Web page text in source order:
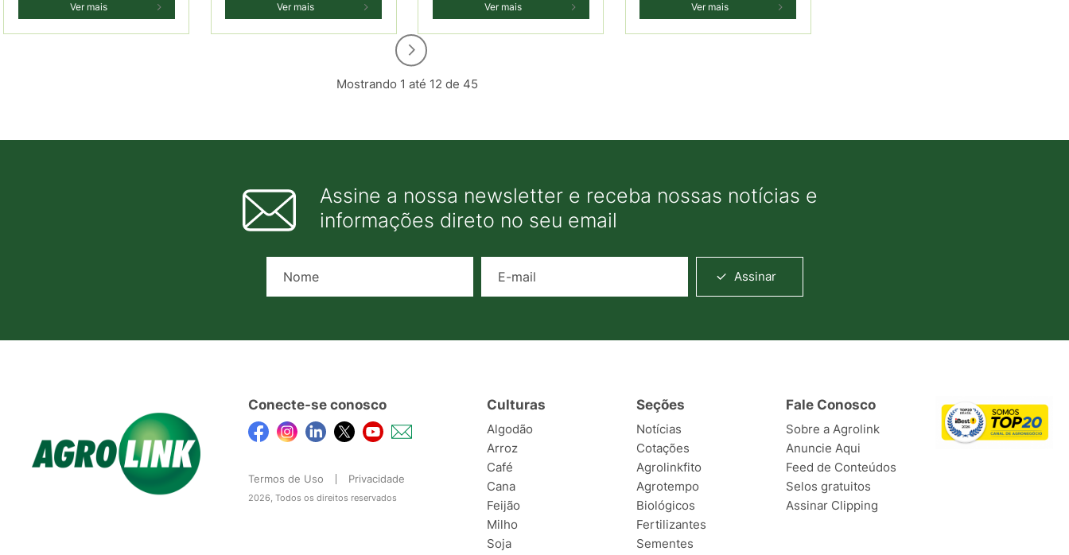
Ver mais Ver mais Ver mais Ver mais
Mostrando 1 até 12 de 45
Assine a nossa newsletter e receba nossas notícias e
informações direto no seu email
Assinar
Conecte-se conosco
Termos de Uso Privacidade
2026, Todos os direitos reservados
Culturas
Algodão
Arroz
Café
Cana
Feijão
Milho
Soja
Seções
Notícias
Cotações
Agrolinkfito
Agrotempo
Biológicos
Fertilizantes
Sementes
Fale Conosco
Sobre a Agrolink
Anuncie Aqui
Feed de Conteúdos
Selos gratuitos
Assinar Clipping